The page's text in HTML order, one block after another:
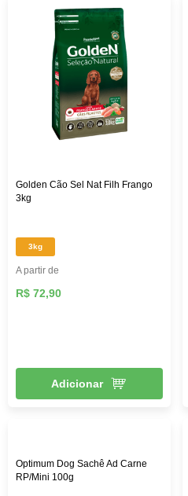
Golden Cão Sel Nat Filh Frango
3kg
3kg
A partir de
R$ 72,90
Adicionar
Optimum Dog Sachê Ad Carne
RP/Mini 100g